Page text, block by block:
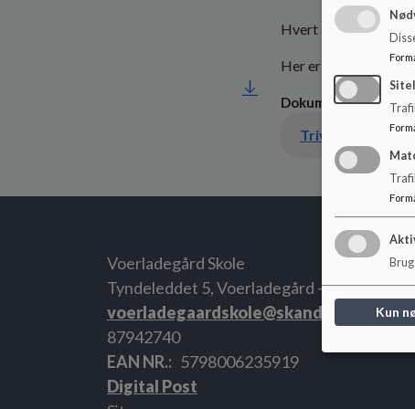
Hvert år udarbejder
Her er dette års
Dokumenter
Voerladegård Skole
Tyndeleddet 5, Voerladegård - 8660
voerladegaardskole@skanderborg.dk
87942740
EAN NR.
5798006235919
Digital Post
Kun